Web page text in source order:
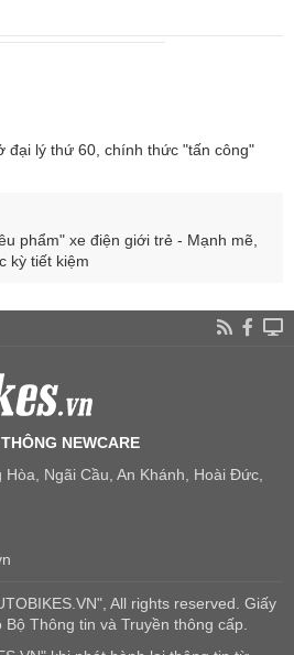
đại lý thứ 60, chính thức "tấn công"
phẩm" xe điện giới trẻ - Mạnh mẽ,
kỳ tiết kiệm
NEWCARE
Ngãi Cầu, An Khánh, Hoài Đức,
All rights reserved. Giấy
Thông tin và Truyền thông cấp.